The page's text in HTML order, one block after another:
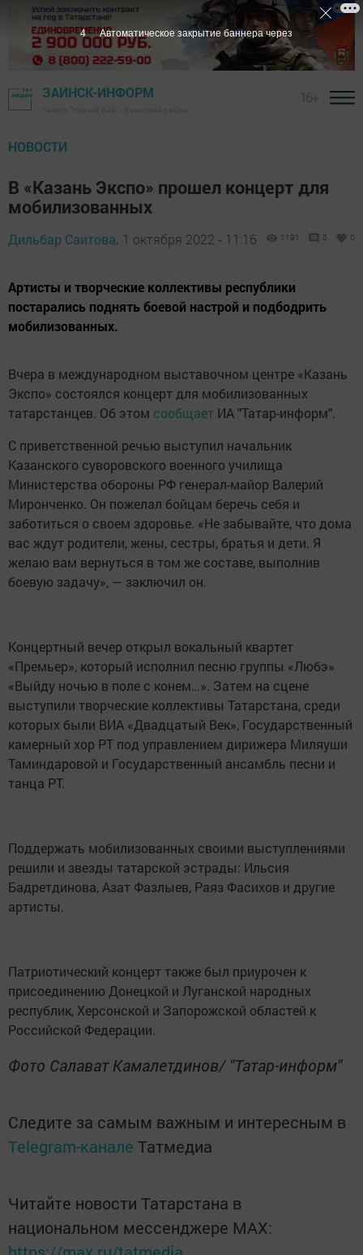
ЗАИНСК-ИНФОРМ
НОВОСТИ
В «Казань Экспо» прошел концерт для
мобилизованных
Дильбар Саитова, 1 октября 2022 - 11:16 1191 0 0
Артисты и творческие коллективы республики
постарались поднять боевой настрой и подбодрить
мобилизованных.
Вчера в международном выставочном центре «Казань
Экспо» состоялся концерт для мобилизованных
татаpстанцев. Об этом сообщает ИА "Татар-информ".
С приветственной речью выступил начальник
Казанского суворовского военного училища
Министерства обороны РФ генерал-майор Валерий
Миронченко. Он пожeлал бойцам беречь себя и
заботиться о своем здоровье. «Не забывайте, что дома
вас ждут родители, жены, сестры, братья и дети. Я
желаю вам вернуться в том же составе, выполнив
боевую задачу», — заключил oн.
Концертный вечер открыл вокальный квартет
«Премьер», который исполнил песню группы «Любэ»
«Выйду ночью в поле с конем…». Затем на сцене
выступили творческие коллективы Татарстана, среди
которых были ВИА «Двадцатый Век», Государственный
камерный xор РТ под управлением дирижера Миляуши
Таминдаровой и Государственный ансамбль песни и
танца РТ.
Поддержать мобилизованных своими выступлениями
решили и звезды татарской эстрады: Ильсия
Бадретдинова, Азат Фазлыев, Раяз Фаcихов и другие
артисты.
Патриотический концерт также был приурочен к
присоединению Донецкой и Луганской народных
республик, Херсонской и Запорожской областeй к
Российской Федерации.
Фото Салават Камалетдинов/ "Татар-информ"
Следите за самым важным и интересным в
Telegram-канале Татмедиа
Читайте новости Татарстана в
национальном мессенджере MАХ:
3 Автоматическое закрытие баннера через